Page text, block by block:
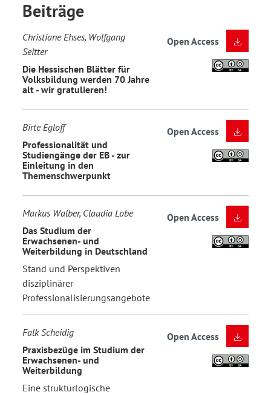
Beiträge
Christiane Ehses, Wolfgang
Seitter
Die Hessischen Blätter für
Volksbildung werden 70 Jahre
alt - wir gratulieren!
Open Access
Birte Egloff
Professionalität und
Studiengänge der EB - zur
Einleitung in den
Themenschwerpunkt
Open Access
Markus Walber, Claudia Lobe
Das Studium der
Erwachsenen- und
Weiterbildung in Deutschland
Stand und Perspektiven
disziplinärer
Professionalisierungsangebote
Open Access
Falk Scheidig
Praxisbezüge im Studium der
Erwachsenen- und
Weiterbildung
Eine strukturlogische
Open Access